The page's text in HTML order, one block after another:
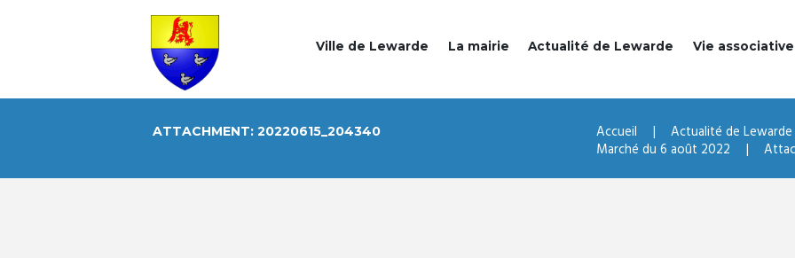
Ville de Lewarde La mairie Actualité de Lewarde Vie associative
ATTACHMENT: 20220615_204340 Accueil Actualité de Lewarde
Marché du 6 août 2022